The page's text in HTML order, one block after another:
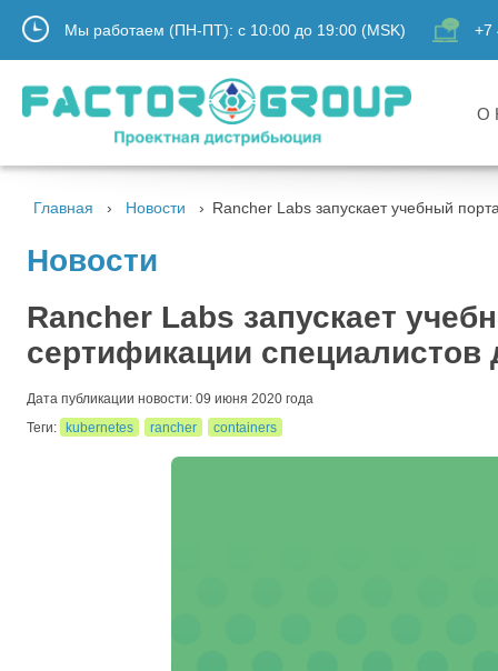
Мы работаем (ПН-ПТ): с 10:00 до 19:00 (MSK) +7
О
Главная Новости Rancher Labs запускает учебный
Новости
Rancher Labs запускает
сертификации
Дата публикации новости: 09 июня 2020 года
Теги:
kubernetes rancher containers